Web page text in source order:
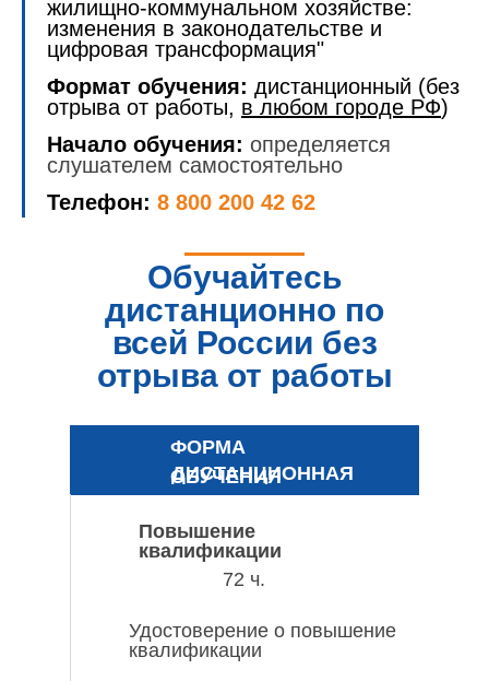
жилищно-коммунальном хозяйстве:
изменения в законодательстве и
цифровая трансформация"
Формат обучения: дистанционный (без
отрыва от работы, в любом городе РФ)
Начало обучения: определяется
слушателем самостоятельно
Телефон: 8 800 200 42 62
Обучайтесь
дистанционно по
всей России без
отрыва от работы
ФОРМА
ОБУЧЕНИЯ
ДИСТАНЦИОННАЯ
Повышение
квалификации
Удостоверение о повышение
квалификации
72 ч.